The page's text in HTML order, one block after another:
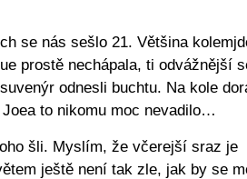
se nás sešlo 21. Většina
prostě nechápala, ti odvážnější
odnesli buchtu. Na kole
to nikomu moc nevadilo…
šli. Myslím, že včerejší sraz je
ještě není tak zle, jak by se